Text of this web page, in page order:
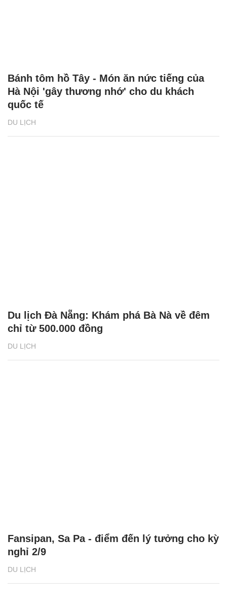
DU LỊCH
Bánh tôm hồ Tây - Món ăn nức tiếng của
Hà Nội 'gây thương nhớ' cho du khách
quốc tế
DU LỊCH
Du lịch Đà Nẵng: Khám phá Bà Nà về đêm
chỉ từ 500.000 đồng
DU LỊCH
Fansipan, Sa Pa - điểm đến lý tưởng cho kỳ
nghỉ 2/9